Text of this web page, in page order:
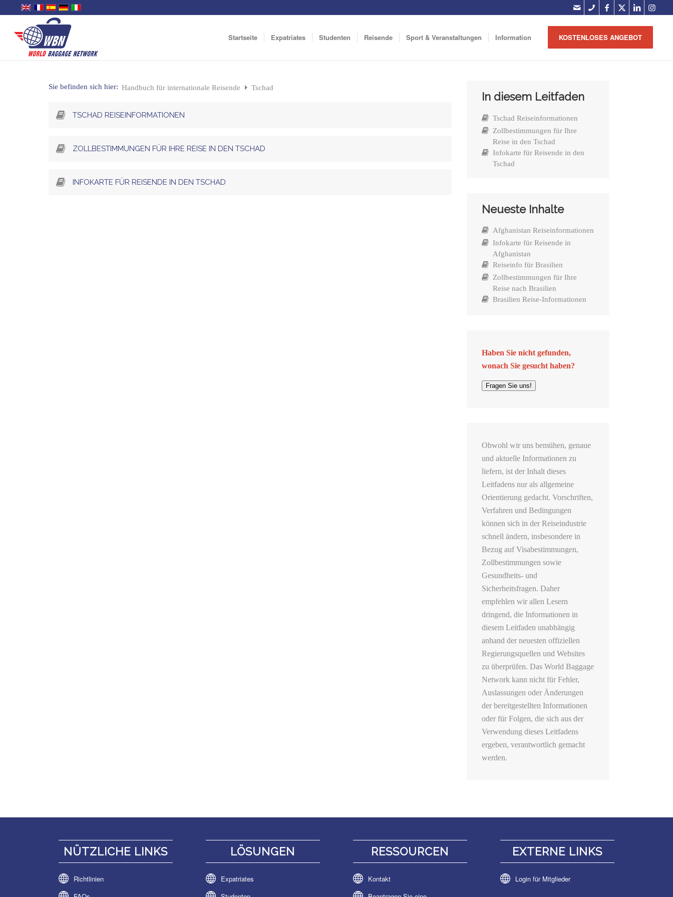
Startseite Expatriates Studenten Reisende Sport & Veranstaltungen Information KOSTENLOSES ANGEBOT
Sie befinden sich hier: Handbuch für internationale Reisende Tschad
TSCHAD REISEINFORMATIONEN
ZOLLBESTIMMUNGEN FÜR IHRE REISE IN DEN TSCHAD
INFOKARTE FÜR REISENDE IN DEN TSCHAD
In diesem Leitfaden
Tschad Reiseinformationen
Zollbestimmungen für Ihre
Reise in den Tschad
Infokarte für Reisende in den
Tschad
Neueste Inhalte
Afghanistan Reiseinformationen
Infokarte für Reisende in
Afghanistan
Reiseinfo für Brasilien
Zollbestimmungen für Ihre
Reise nach Brasilien
Brasilien Reise-Informationen
Haben Sie nicht gefunden,
wonach Sie gesucht haben?
Fragen Sie uns!
Obwohl wir uns bemühen, genaue
und aktuelle Informationen zu
liefern, ist der Inhalt dieses
Leitfadens nur als allgemeine
Orientierung gedacht. Vorschriften,
Verfahren und Bedingungen
können sich in der Reiseindustrie
schnell ändern, insbesondere in
Bezug auf Visabestimmungen,
Zollbestimmungen sowie
Gesundheits- und
Sicherheitsfragen. Daher
empfehlen wir allen Lesern
dringend, die Informationen in
diesem Leitfaden unabhängig
anhand der neuesten offiziellen
Regierungsquellen und Websites
zu überprüfen. Das World Baggage
Network kann nicht für Fehler,
Auslassungen oder Änderungen
der bereitgestellten Informationen
oder für Folgen, die sich aus der
Verwendung dieses Leitfadens
ergeben, verantwortlich gemacht
werden.
NÜTZLICHE LINKS
Richtlinien
LÖSUNGEN
Expatriates
RESSOURCEN
Kontakt
EXTERNE LINKS
Login für Mitglieder